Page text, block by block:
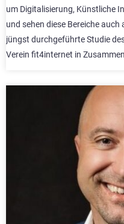
um Digitalisierung, Künstliche
und sehen diese Bereiche
jüngst durchgeführte Studie
Verein fit4internet in